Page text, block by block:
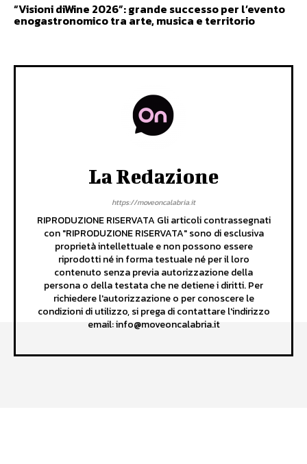
“Visioni diWine 2026”: grande successo per l’evento
enogastronomico tra arte, musica e territorio
La Redazione
https://moveoncalabria.it
RIPRODUZIONE RISERVATA Gli articoli contrassegnati
con "RIPRODUZIONE RISERVATA" sono di esclusiva
proprietà intellettuale e non possono essere
riprodotti né in forma testuale né per il loro
contenuto senza previa autorizzazione della
persona o della testata che ne detiene i diritti. Per
richiedere l'autorizzazione o per conoscere le
condizioni di utilizzo, si prega di contattare l'indirizzo
email: info@moveoncalabria.it